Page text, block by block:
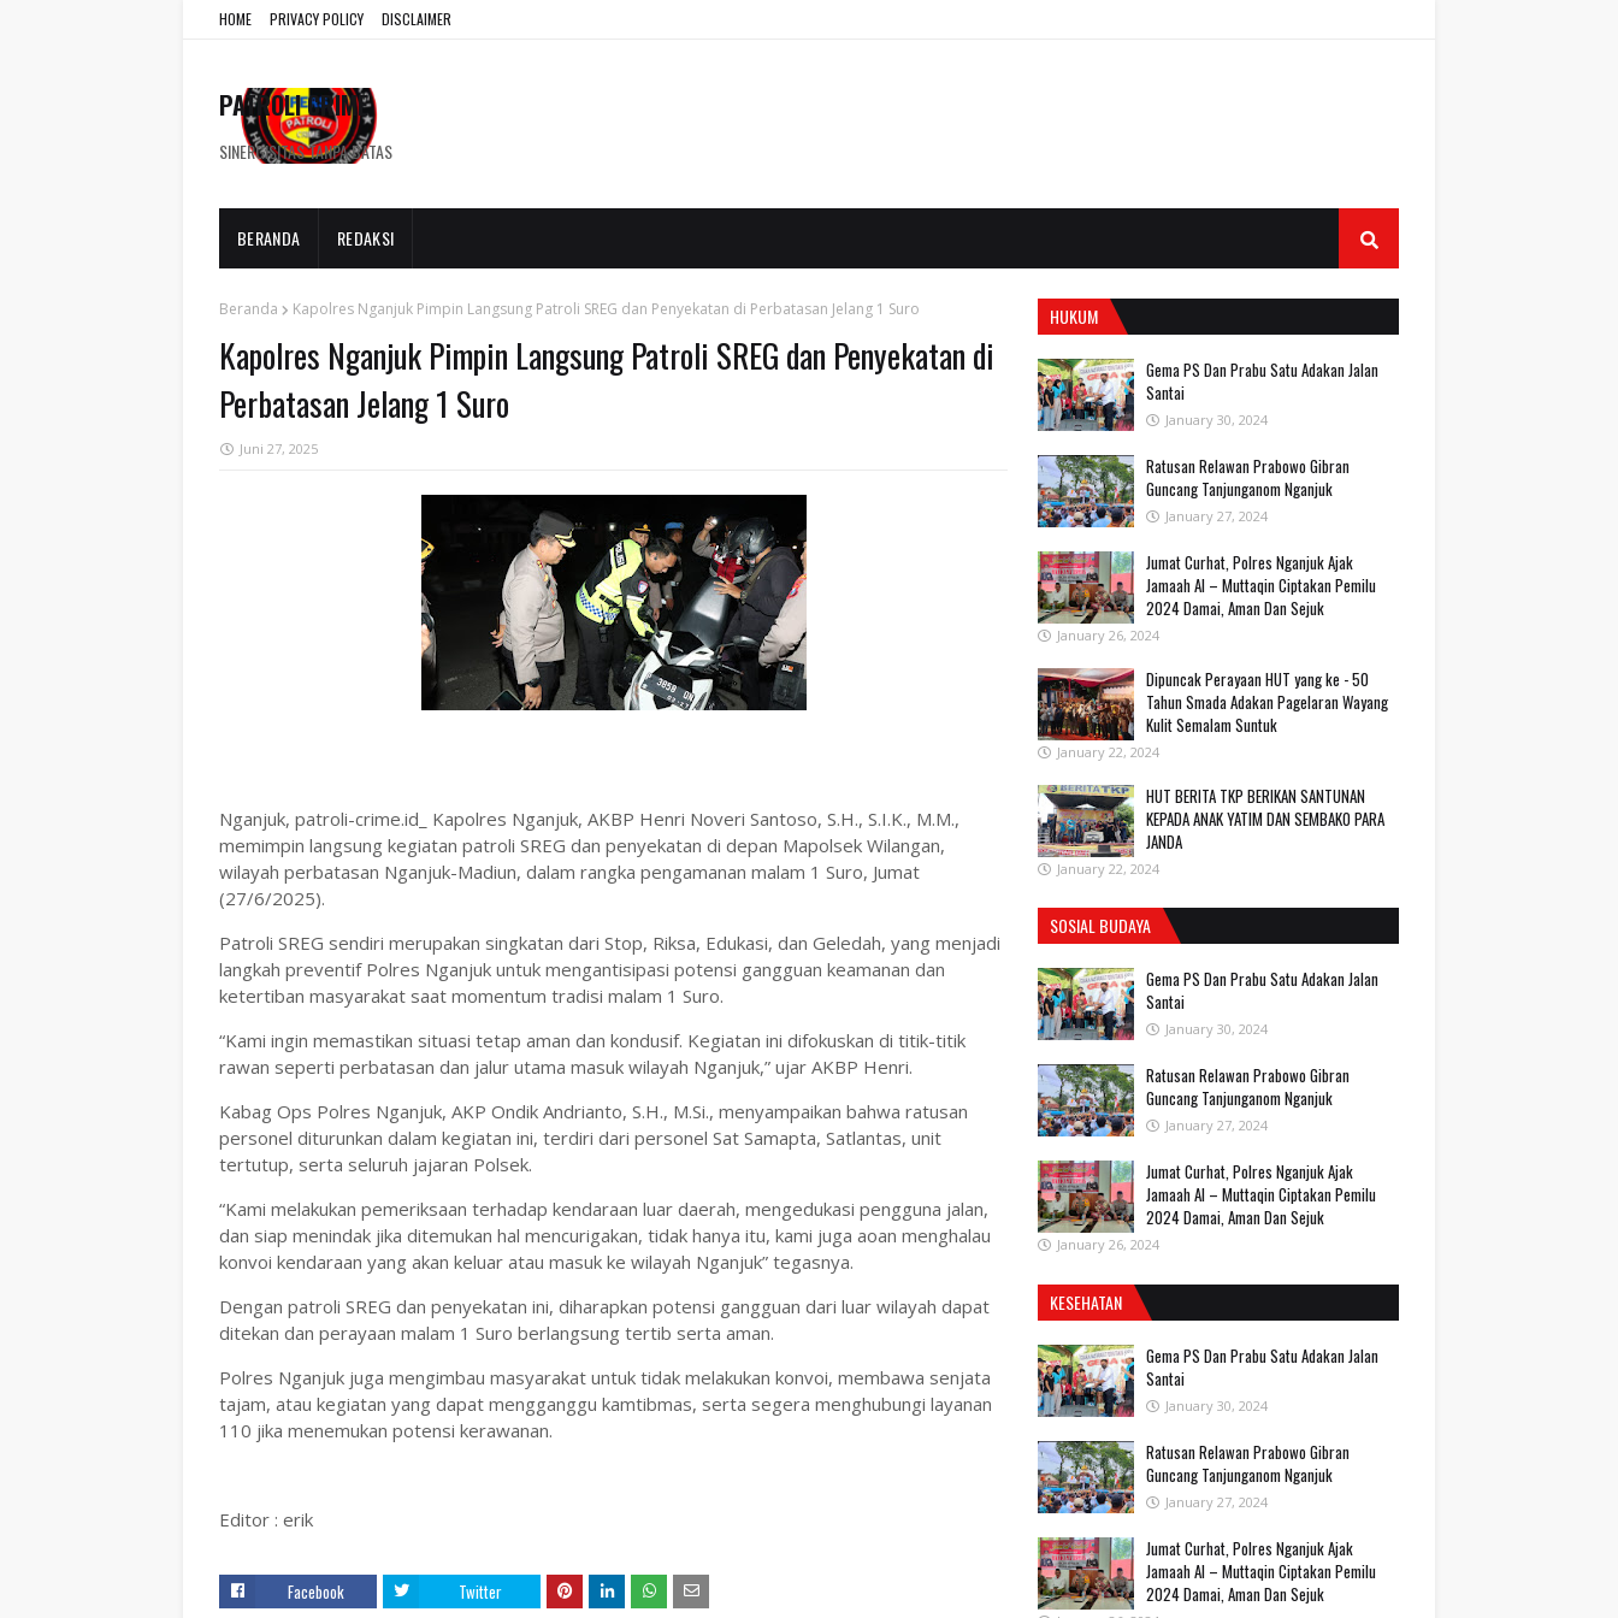
HOME PRIVACY POLICY DISCLAIMER
PATROLI CRIME
SINERGISITAS TANPA BATAS
BERANDA REDAKSI
Beranda Kapolres Nganjuk Pimpin Langsung Patroli SREG dan Penyekatan di Perbatasan Jelang 1 Suro
Kapolres Nganjuk Pimpin Langsung Patroli SREG dan Penyekatan di
Perbatasan Jelang 1 Suro
Juni 27, 2025
Nganjuk, patroli-crime.id_ Kapolres Nganjuk, AKBP Henri Noveri Santoso, S.H., S.I.K., M.M.,
memimpin langsung kegiatan patroli SREG dan penyekatan di depan Mapolsek Wilangan,
wilayah perbatasan Nganjuk-Madiun, dalam rangka pengamanan malam 1 Suro, Jumat
(27/6/2025).
Patroli SREG sendiri merupakan singkatan dari Stop, Riksa, Edukasi, dan Geledah, yang menjadi
langkah preventif Polres Nganjuk untuk mengantisipasi potensi gangguan keamanan dan
ketertiban masyarakat saat momentum tradisi malam 1 Suro.
“Kami ingin memastikan situasi tetap aman dan kondusif. Kegiatan ini difokuskan di titik-titik
rawan seperti perbatasan dan jalur utama masuk wilayah Nganjuk,” ujar AKBP Henri.
Kabag Ops Polres Nganjuk, AKP Ondik Andrianto, S.H., M.Si., menyampaikan bahwa ratusan
personel diturunkan dalam kegiatan ini, terdiri dari personel Sat Samapta, Satlantas, unit
tertutup, serta seluruh jajaran Polsek.
“Kami melakukan pemeriksaan terhadap kendaraan luar daerah, mengedukasi pengguna jalan,
dan siap menindak jika ditemukan hal mencurigakan, tidak hanya itu, kami juga aoan menghalau
konvoi kendaraan yang akan keluar atau masuk ke wilayah Nganjuk” tegasnya.
Dengan patroli SREG dan penyekatan ini, diharapkan potensi gangguan dari luar wilayah dapat
ditekan dan perayaan malam 1 Suro berlangsung tertib serta aman.
Polres Nganjuk juga mengimbau masyarakat untuk tidak melakukan konvoi, membawa senjata
tajam, atau kegiatan yang dapat mengganggu kamtibmas, serta segera menghubungi layanan
110 jika menemukan potensi kerawanan.
Editor : erik
Facebook Twitter
HUKUM
Gema PS Dan Prabu Satu Adakan Jalan
Santai
January 30, 2024
Ratusan Relawan Prabowo Gibran
Guncang Tanjunganom Nganjuk
January 27, 2024
Jumat Curhat, Polres Nganjuk Ajak
Jamaah Al – Muttaqin Ciptakan Pemilu
2024 Damai, Aman Dan Sejuk
January 26, 2024
Dipuncak Perayaan HUT yang ke - 50
Tahun Smada Adakan Pagelaran Wayang
Kulit Semalam Suntuk
January 22, 2024
HUT BERITA TKP BERIKAN SANTUNAN
KEPADA ANAK YATIM DAN SEMBAKO PARA
JANDA
January 22, 2024
SOSIAL BUDAYA
Gema PS Dan Prabu Satu Adakan Jalan
Santai
January 30, 2024
Ratusan Relawan Prabowo Gibran
Guncang Tanjunganom Nganjuk
January 27, 2024
Jumat Curhat, Polres Nganjuk Ajak
Jamaah Al – Muttaqin Ciptakan Pemilu
2024 Damai, Aman Dan Sejuk
January 26, 2024
KESEHATAN
Gema PS Dan Prabu Satu Adakan Jalan
Santai
January 30, 2024
Ratusan Relawan Prabowo Gibran
Guncang Tanjunganom Nganjuk
January 27, 2024
Jumat Curhat, Polres Nganjuk Ajak
Jamaah Al – Muttaqin Ciptakan Pemilu
2024 Damai, Aman Dan Sejuk